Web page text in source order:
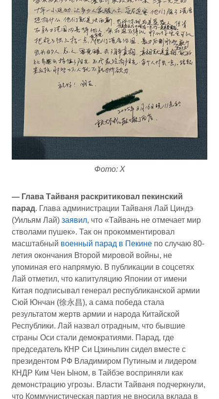
Фото: X
— Глава Тайваня раскритиковал пекинский
парад. Глава администрации Тайваня Лай Циндэ
(Уильям Лай) заявил, что «Тайвань не отмечает мир
стволами пушек». Так он прокомментировал
масштабный военный парад в Пекине по случаю 80-
летия окончания Второй мировой войны, не
упоминая его напрямую. В публикации в соцсетях
Лай отметил, что капитуляцию Японии от имени
Китая подписывал генерал республиканской армии
Сюй Юнчан (徐永昌), а сама победа стала
результатом жертв армии и народа Китайской
Республики. Лай назвал отрадным, что бывшие
страны Оси стали демократиями. Парад, где
председатель КНР Си Цзиньпин сидел вместе с
президентом РФ Владимиром Путиным и лидером
КНДР Ким Чен Ыном, в Тайбэе восприняли как
демонстрацию угрозы. Власти Тайваня подчеркнули,
что Коммунистическая партия не вносила вклада в